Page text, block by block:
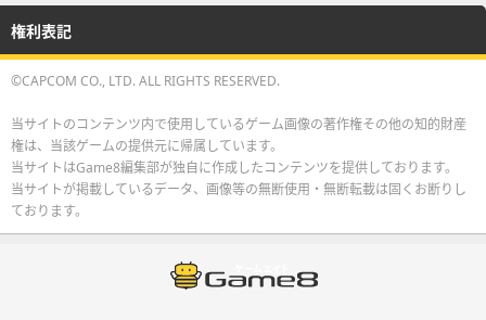
権利表記
©CAPCOM CO., LTD. ALL RIGHTS RESERVED.
当サイトのコンテンツ内で使用しているゲーム画像の著作権その他の知的財産
権は、当該ゲームの提供元に帰属しています。
当サイトはGame8編集部が独自に作成したコンテンツを提供しております。
当サイトが掲載しているデータ、画像等の無断使用・無断転載は固くお断りし
ております。